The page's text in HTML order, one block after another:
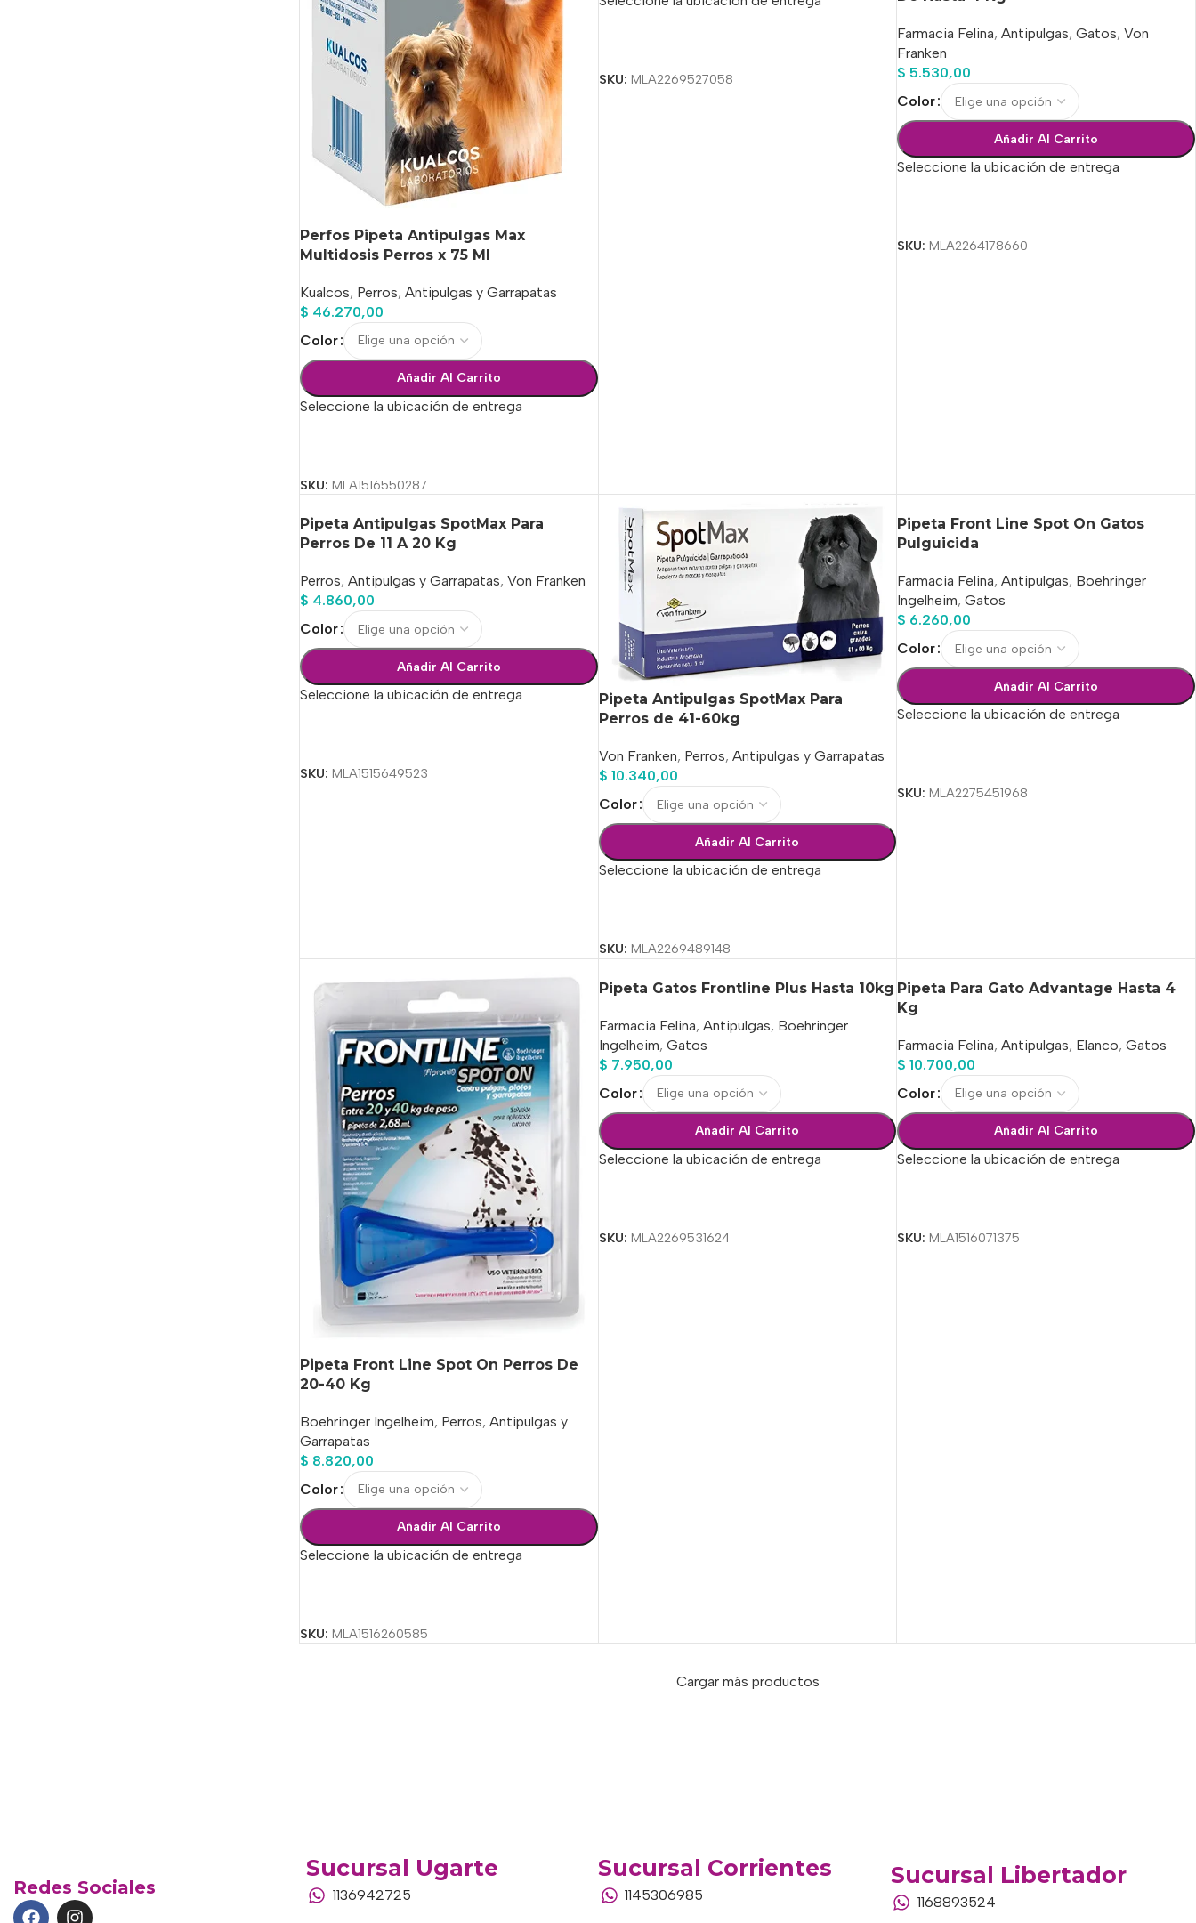
Perfos Pipeta Antipulgas Max
Multidosis Perros x 75 Ml
Kualcos, Perros, Antipulgas y Garrapatas
$ 46.270,00
Color
Añadir Al Carrito
Seleccione la ubicación de entrega
SKU: MLA1516550287
SKU: MLA2269527058
Farmacia Felina, Antipulgas, Gatos, Von
Franken
$ 5.530,00
Color
Añadir Al Carrito
Seleccione la ubicación de entrega
SKU:MLA2264178660
Pipeta Antipulgas SpotMax Para
Perros De 11 A 20 Kg
Perros, Antipulgas y Garrapatas, Von Franken
$ 4.860,00
Color
Añadir Al Carrito
Seleccione la ubicación de entrega
SKU: MLA1515649523
Pipeta Antipulgas SpotMax Para
Perros de 41-60kg
Von Franken, Perros, Antipulgas y Garrapatas
$ 10.340,00
Color
Añadir Al Carrito
Seleccione la ubicación de entrega
SKU: MLA2269489148
Pipeta Front Line Spot On Gatos
Pulguicida
Farmacia Felina, Antipulgas, Boehringer
Ingelheim, Gatos
$ 6.260,00
Color
Añadir Al Carrito
Seleccione la ubicación de entrega
SKU:MLA2275451968
Pipeta Front Line Spot On Perros De
20-40 Kg
Boehringer Ingelheim, Perros, Antipulgas y
Garrapatas
$ 8.820,00
Color
Añadir Al Carrito
Seleccione la ubicación de entrega
SKU: MLA1516260585
Pipeta Gatos Frontline Plus Hasta 10kg
Farmacia Felina, Antipulgas, Boehringer
Ingelheim, Gatos
$ 7.950,00
Color
Añadir Al Carrito
Seleccione la ubicación de entrega
SKU: MLA2269531624
Pipeta Para Gato Advantage Hasta 4
Kg
Farmacia Felina, Antipulgas, Elanco, Gatos
$ 10.700,00
Color
Añadir Al Carrito
Seleccione la ubicación de entrega
SKU:MLA1516071375
Cargar más productos
Redes Sociales
Sucursal Ugarte
1136942725
Sucursal Corrientes
1145306985
Sucursal Libertador
1168893524